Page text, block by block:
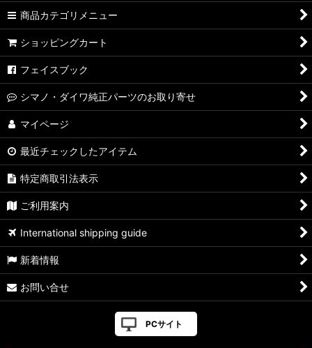
商品カテゴリメニュー
ショッピングカート
フェイスブック
シマノ・ダイワ純正パーツのお取り寄せ
マイページ
最近チェックしたアイテム
特定商取引法表示
ご利用案内
International shipping guide
新着情報
お問い合せ
PCサイト